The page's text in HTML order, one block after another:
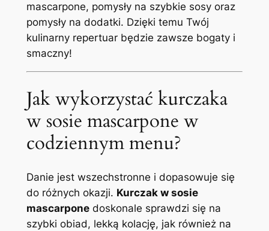
mascarpone, pomysły na szybkie sosy oraz
pomysły na dodatki. Dzięki temu Twój
kulinarny repertuar będzie zawsze bogaty i
smaczny!
Jak wykorzystać kurczaka
w sosie mascarpone w
codziennym menu?
Danie jest wszechstronne i dopasowuje się
do różnych okazji. Kurczak w sosie
mascarponedoskonale sprawdzi się na
szybki obiad, lekką kolację, jak również na